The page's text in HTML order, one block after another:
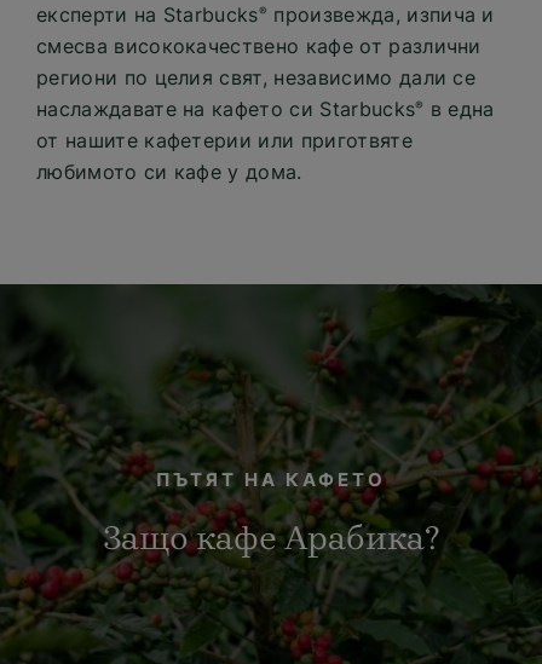
експерти на Starbucks® произвежда, изпича и
смесва висококачествено кафе от различни
региони по целия свят, независимо дали се
наслаждавате на кафето си Starbucks®
в една
от нашите кафетерии или приготвяте
любимото си кафе у дома.
ПЪТЯТ НА КАФЕТО
Защо кафе Арабика?